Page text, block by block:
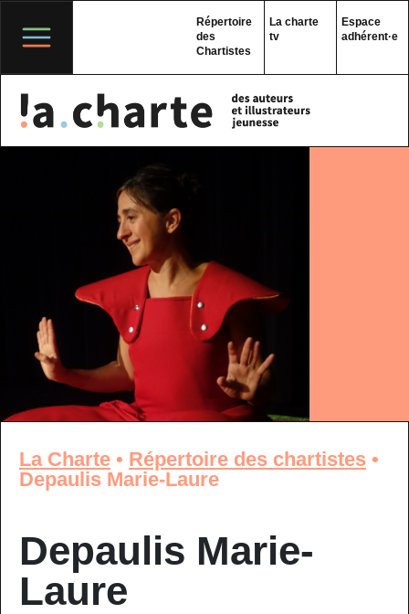
content
Répertoire
des
Chartistes
La charte
tv
Espace
adhérent·e
La Charte • Répertoire des chartistes •
Depaulis Marie-Laure
Depaulis Marie-
Laure